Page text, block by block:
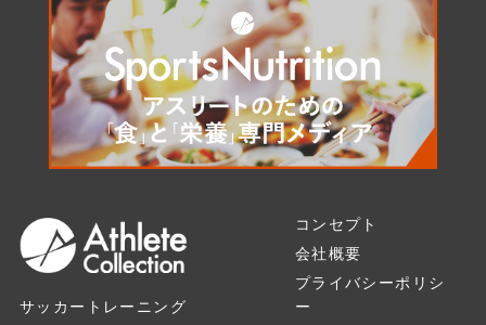
コンセプト
会社概要
プライバシーポリシ
ー
サッカートレーニング